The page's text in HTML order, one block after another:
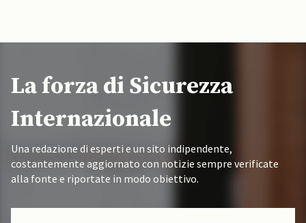
La forza di Sicurezza
Internazionale
Una redazione di esperti e un sito indipendente,
costantemente aggiornato con notizie sempre verificate
alla fonte e riportate in modo obiettivo.